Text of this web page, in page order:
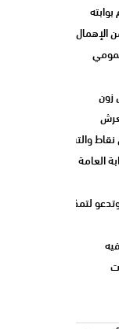
الإهمال
زون
والتشهير بطالب
العامة
لتمكين الشباب